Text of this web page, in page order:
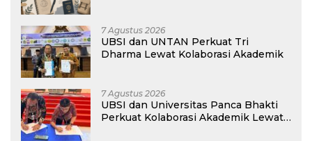
7 Agustus 2026
UBSI dan UNTAN Perkuat Tri
Dharma Lewat Kolaborasi Akademik
7 Agustus 2026
UBSI dan Universitas Panca Bhakti
Perkuat Kolaborasi Akademik Lewat